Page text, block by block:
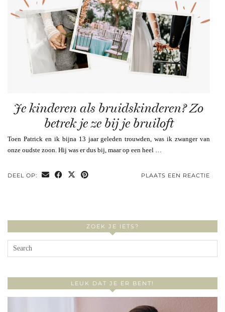
Je kinderen als bruidskinderen? Zo
betrek je ze bij je bruiloft
Toen Patrick en ik bijna 13 jaar geleden trouwden, was ik zwanger van
onze oudste zoon. Hij was er dus bij, maar op een heel …
DEEL OP: PLAATS EEN REACTIE
ZOEK JE IETS?
LEUK DAT JE ER BENT!